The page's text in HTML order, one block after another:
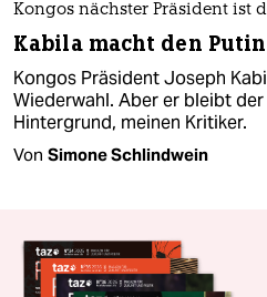
Kongos nächster Präsident ist
Kabila macht den Putin
Kongos Präsident Joseph
Wiederwahl. Aber er bleibt
Hintergrund, meinen Kritiker.
Von Simone Schlindwein